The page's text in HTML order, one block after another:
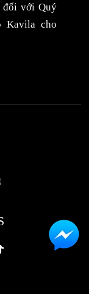
đối với Quý
Kavila cho